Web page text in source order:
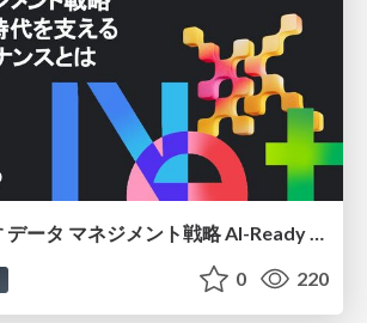
freee が目指す データ マネジメント戦略 AI-Ready 時代を支える 攻めのガバナンスとは
0 220